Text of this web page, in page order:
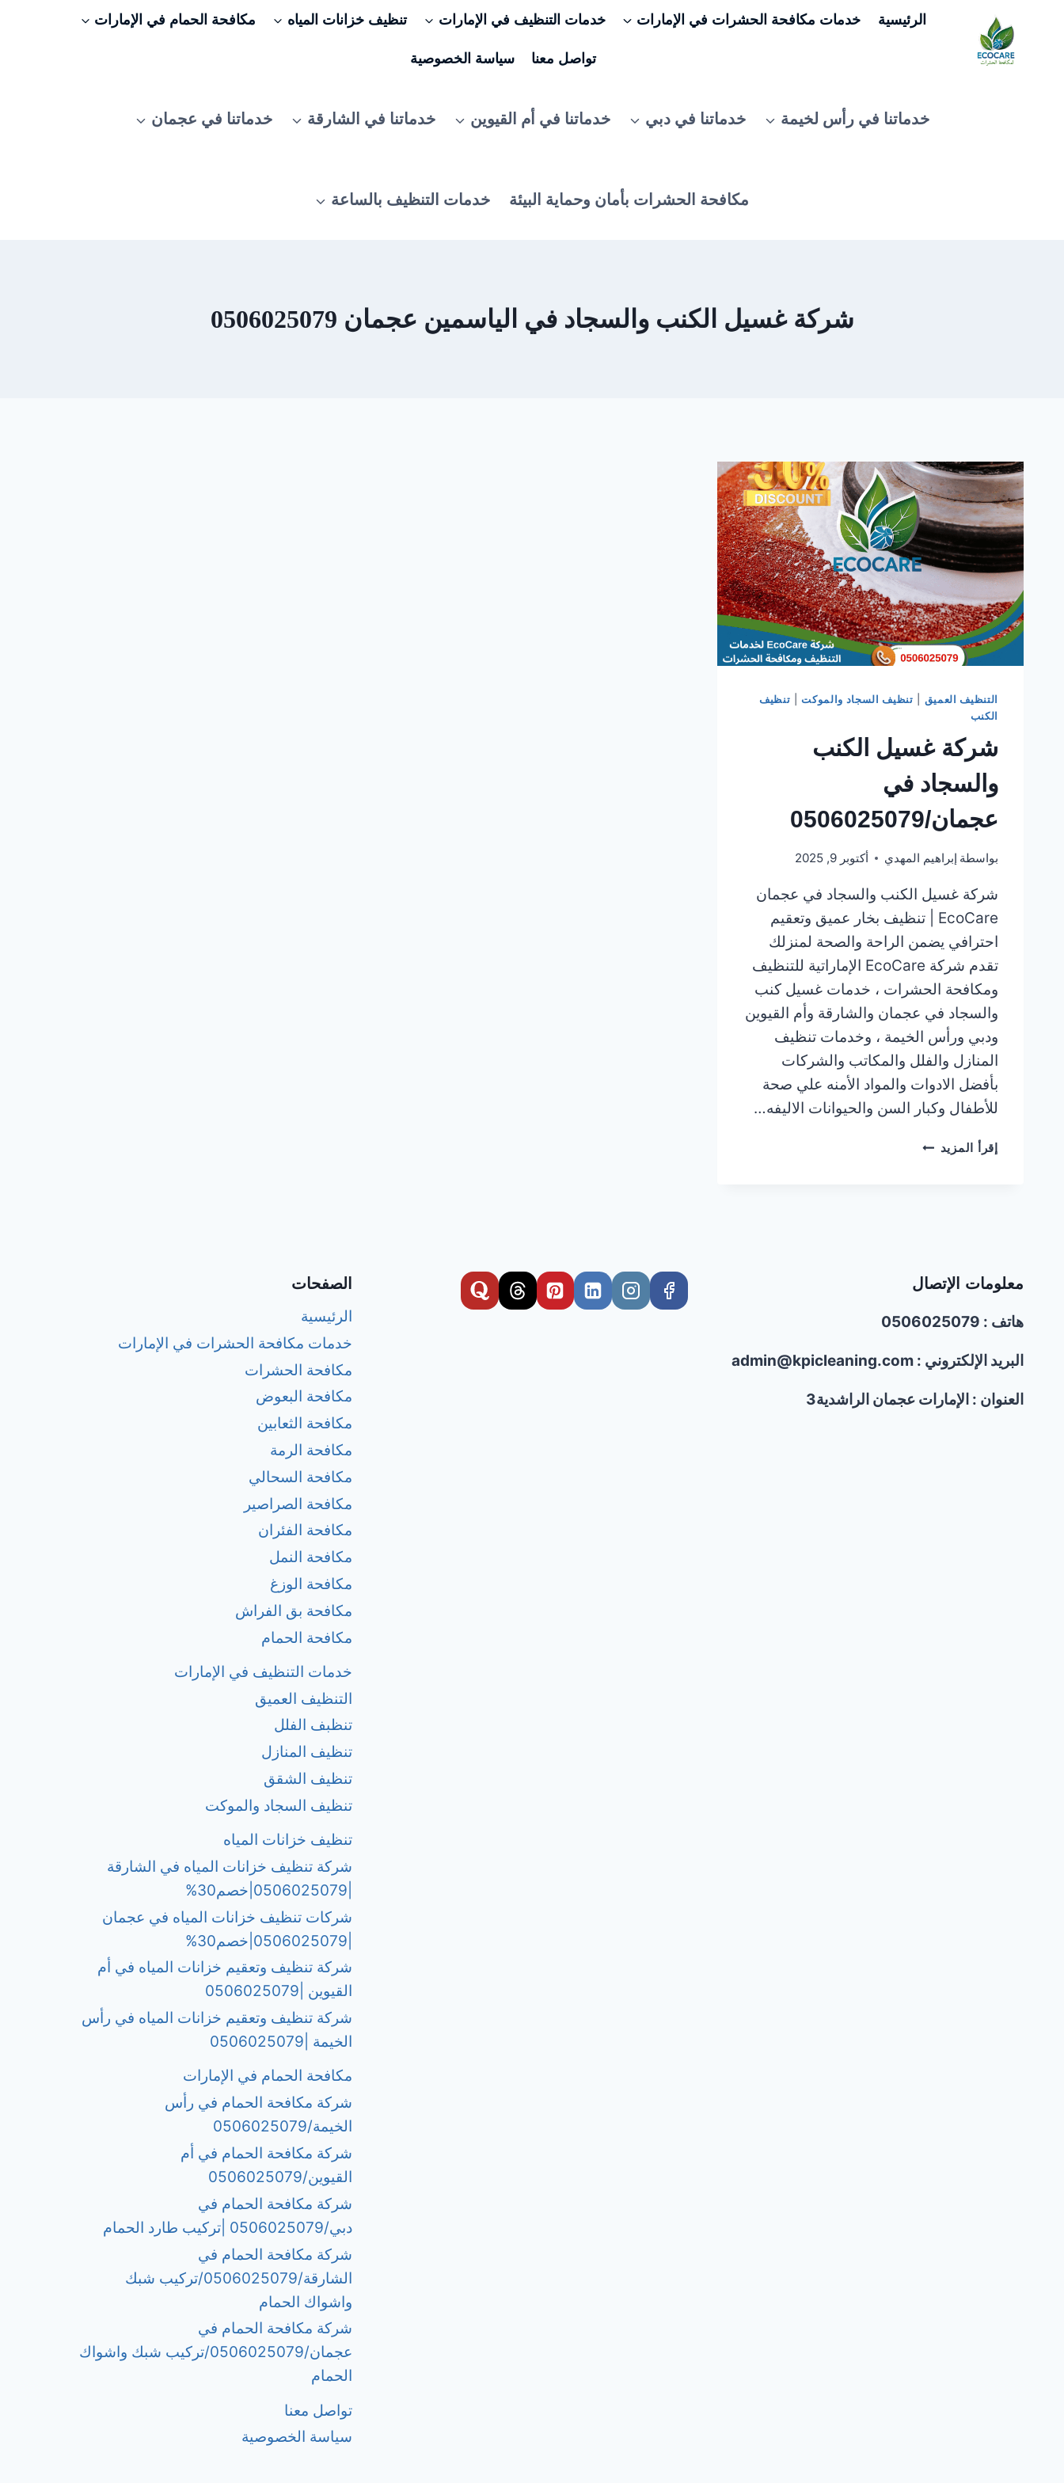
المحتوى
الرئيسية خدمات مكافحة الحشرات في الإمارات خدمات التنظيف في الإمارات تنظيف خزانات المياه مكافحة الحمام في الإمارات
تواصل معنا سياسة الخصوصية
خدماتنا في رأس لخيمة خدماتنا في دبي خدماتنا في أم القيوين خدماتنا في الشارقة خدماتنا في عجمان
مكافحة الحشرات بأمان وحماية البيئة خدمات التنظيف بالساعة
شركة غسيل الكنب والسجاد في الياسمين عجمان 0506025079
التنظيف العميق تنظيف السجاد والموكت| تنظيف
الكنب
شركة غسيل الكنب
والسجاد في
عجمان/0506025079
بواسطة إبراهيم المهدي أكتوبر 9, 2025
شركة غسيل الكنب والسجاد في عجمان
EcoCare | تنظيف بخار عميق وتعقيم
احترافي يضمن الراحة والصحة لمنزلك
تقدم شركة EcoCare الإماراتية للتنظيف
ومكافحة الحشرات ، خدمات غسيل كنب
والسجاد في عجمان والشارقة وأم القيوين
ودبي ورأس الخيمة ، وخدمات تنظيف
المنازل والفلل والمكاتب والشركات
بأفضل الادوات والمواد الأمنه علي صحة
للأطفال وكبار السن والحيوانات الاليفه…
إقرأ المزيد شركة
معلومات الإتصال
هاتف : 0506025079
البريد الإلكتروني : admin@kpicleaning.com
العنوان : الإمارات عجمان الراشدية3
الصفحات
الرئيسية
خدمات مكافحة الحشرات في الإمارات
مكافحة الحشرات
مكافحة البعوض
مكافحة الثعابين
مكافحة الرمة
مكافحة السحالي
مكافحة الصراصير
مكافحة الفئران
مكافحة النمل
مكافحة الوزغ
مكافحة بق الفراش
مكافحة الحمام
خدمات التنظيف في الإمارات
التنظيف العميق
تنظبف الفلل
تنظيف المنازل
تنظيف الشقق
تنظيف السجاد والموكت
تنظيف خزانات المياه
شركة تنظيف خزانات المياه في الشارقة
شركات تنظيف خزانات المياه في عجمان
شركة تنظيف وتعقيم خزانات المياه في أم
القيوين |0506025079
شركة تنظيف وتعقيم خزانات المياه في رأس
الخيمة |0506025079
مكافحة الحمام في الإمارات
شركة مكافحة الحمام في رأس
الخيمة/0506025079
شركة مكافحة الحمام في أم
القيوين/0506025079
شركة مكافحة الحمام في
دبي/0506025079 |تركيب طارد الحمام
شركة مكافحة الحمام في
الشارقة/0506025079/تركيب شبك
واشواك الحمام
شركة مكافحة الحمام في
عجمان/0506025079/تركيب شبك واشواك
الحمام
تواصل معنا
سياسة الخصوصية